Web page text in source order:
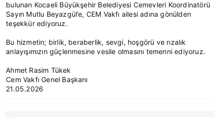
bulunan Kocaeli Büyükşehir Belediyesi Cemevleri Koordinatörü
Sayın Mutlu Beyazgül’e, CEM Vakfı ailesi adına gönülden
teşekkür ediyoruz.
Bu hizmetin; birlik, beraberlik, sevgi, hoşgörü ve rızalık
anlayışımızın güçlenmesine vesile olmasını temenni ediyoruz.
Ahmet Rasim Tükek
Cem Vakfı Genel Başkanı
21.05.2026